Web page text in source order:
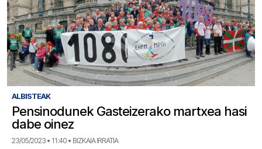
ALBISTEAK
Pensinodunek Gasteizerako martxea hasi
dabe oinez
23/05/2023 • 11:40 • BIZKAIA IRRATIA